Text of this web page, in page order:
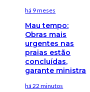
há 9 meses
Mau tempo:
Obras mais
urgentes nas
praias estão
concluídas,
garante ministra
há 22 minutos